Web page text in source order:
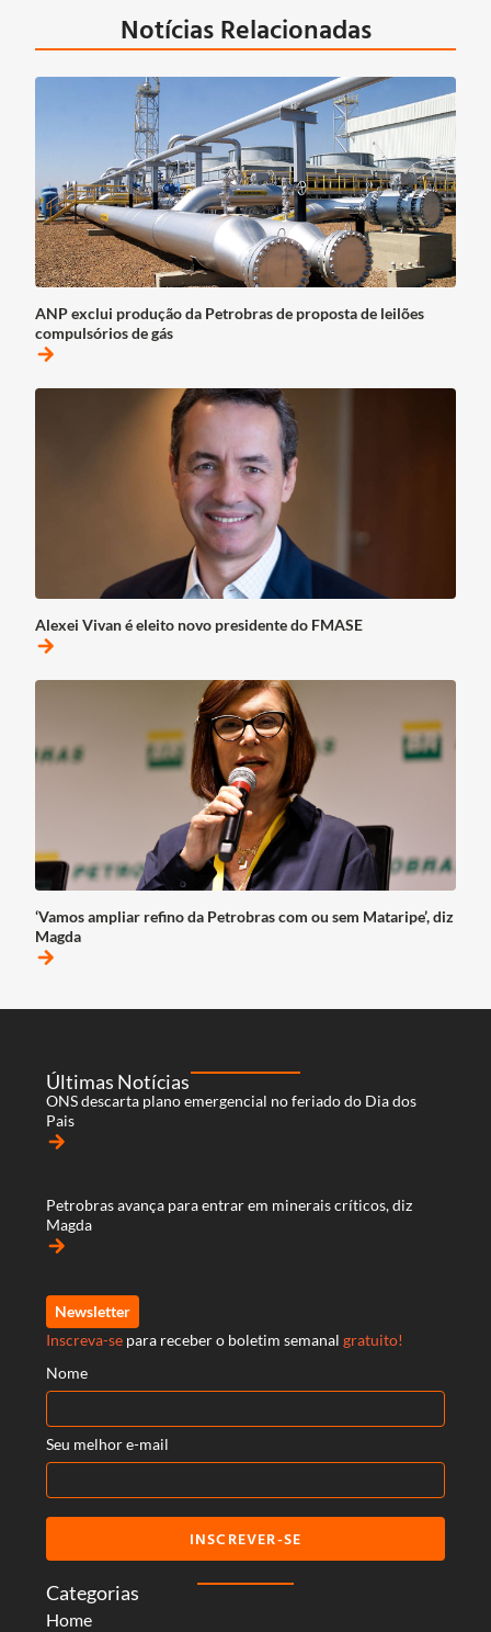
Notícias Relacionadas
ANP exclui produção da Petrobras de proposta de leilões
compulsórios de gás
arrow_forward
Alexei Vivan é eleito novo presidente do FMASE
arrow_forward
‘Vamos ampliar refino da Petrobras com ou sem Mataripe’, diz
Magda
arrow_forward
Categorias
Home
Últimas Notícias
ONS descarta plano emergencial no feriado do Dia dos
Pais
arrow_forward
Petrobras avança para entrar em minerais críticos, diz
Magda
arrow_forward
Newsletter
Inscreva-se para receber o boletim semanal gratuito!
Nome
Seu melhor e-mail
INSCREVER-SE